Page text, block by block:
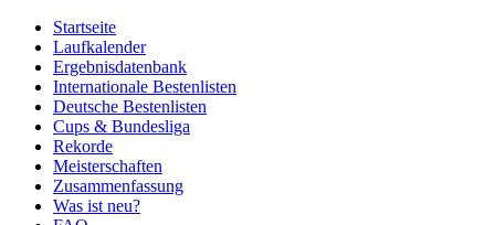
Startseite
Laufkalender
Ergebnisdatenbank
Internationale Bestenlisten
Deutsche Bestenlisten
Cups & Bundesliga
Rekorde
Meisterschaften
Zusammenfassung
Was ist neu?